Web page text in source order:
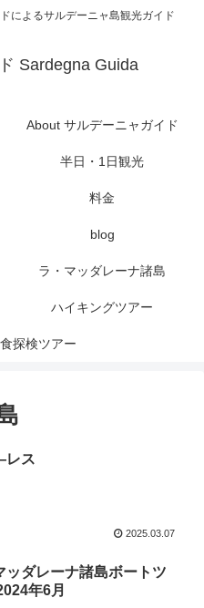
によるサルデーニャ島観光ガイド
Sardegna Guida
About サルデーニャガイド
半日・1日観光
料金
blog
ラ・マッダレーナ諸島
ハイキングツアー
探検ツアー
レス
2025.03.07
ッダレーナ諸島ボートツ
年6月